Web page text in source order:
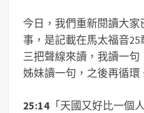
今日，我們重新閱讀大
事，是記載在馬太福音25
三把聲線來讀，我讀一
姊妹讀一句，之後再循環
25:14 「天國又好比一個